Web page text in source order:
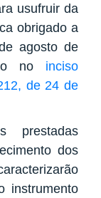
usufruir da
obrigado a
agosto de
no inciso
de 24 de
prestadas
dos
instrumento